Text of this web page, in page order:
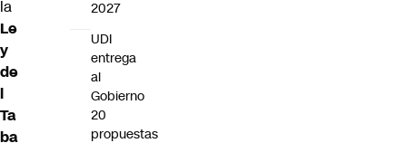
la
Le
y
de
l
Ta
ba
2027
UDI
entrega
al
Gobierno
20
propuestas